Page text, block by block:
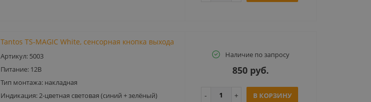
Tantos TS-MAGIC White, сенсорная кнопка выхода
Артикул: 5003
Питание: 12В
Тип монтажа: накладная
Индикация: 2-цветная световая (синий + зелёный)
Наличие по запросу
850 руб.
В КОРЗИНУ